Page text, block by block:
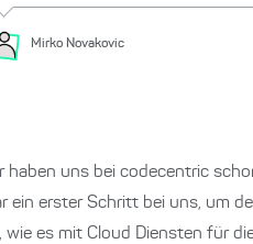
Mirko Novakovic
haben uns bei codecentric
ein erster Schritt bei uns, um
wie es mit Cloud Diensten für